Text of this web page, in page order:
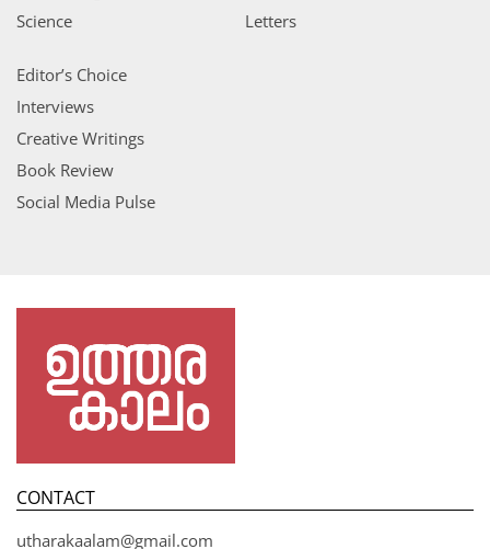
Science
Letters
Editor’s Choice
Interviews
Creative Writings
Book Review
Social Media Pulse
CONTACT
utharakaalam@gmail.com